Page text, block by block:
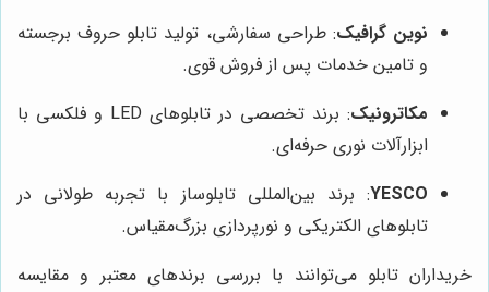
نوین گرافیک: طراحی سفارشی، تولید تابلو حروف برجسته
و تامین خدمات پس از فروش قوی.
مکاترونیک
: برند تخصصی در تابلوهای LED و فلکسی با
ابزارآلات نوری حرفه‌ای.
YESCO: برند بین‌المللی تابلوساز با تجربه طولانی در
تابلوهای الکتریکی و نورپردازی بزرگ‌مقیاس.
خریداران تابلو می‌توانند با بررسی برندهای معتبر و مقایسه